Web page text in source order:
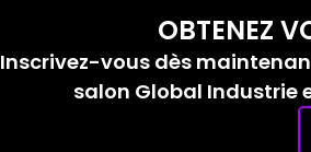
OBTENEZ
Inscrivez-vous dès
salon Global Industrie